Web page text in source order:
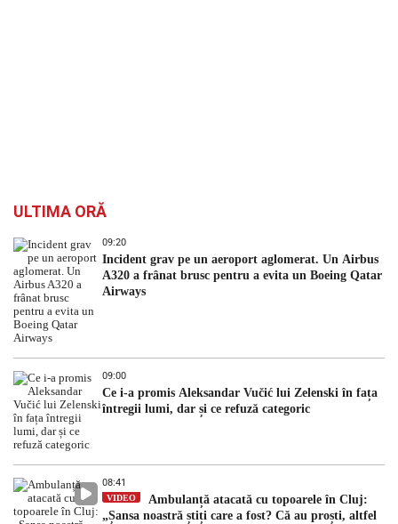
ULTIMA ORĂ
09:20
Incident grav pe un aeroport aglomerat. Un Airbus
A320 a frânat brusc pentru a evita un Boeing Qatar
Airways
09:00
Ce i-a promis Aleksandar Vučić lui Zelenski în fața
întregii lumi, dar și ce refuză categoric
08:41
VIDEO
Ambulanță atacată cu topoarele în Cluj:
„Șansa noastră știți care a fost? Că au proști, altfel